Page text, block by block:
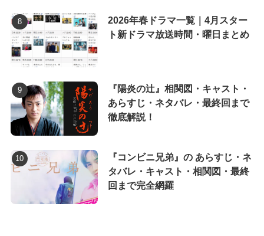
2026年春ドラマ一覧｜4月スター
ト新ドラマ放送時間・曜日まとめ
『陽炎の辻』相関図・キャスト・
あらすじ・ネタバレ・最終回まで
徹底解説！
『コンビニ兄弟』の あらすじ・ネ
タバレ・キャスト・相関図・最終
回まで完全網羅